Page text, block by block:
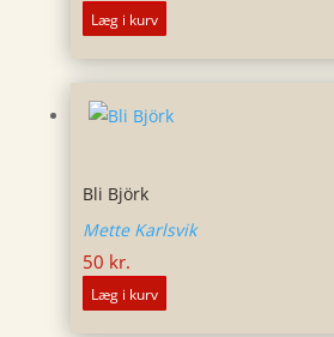
Læg i kurv
Bli Björk
Mette Karlsvik
50 kr.
Læg i kurv